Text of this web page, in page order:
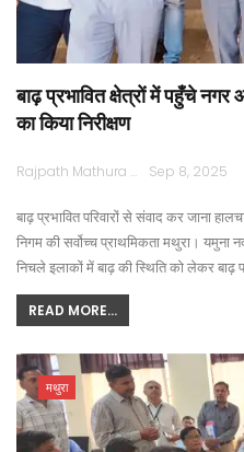
बाढ़ प्रभावित क्षेत्रों में पहुँचे
का किया निरीक्षण
Rajpath Mathura Sep 8, 2025
बाढ़ प्रभावित परिवारों से संवाद कर जाना
निगम की सर्वोच्च प्राथमिकता मथुरा।
निचले इलाकों में बाढ़ की स्थिति को लेकर बाढ़
READ MORE...
मथुरा